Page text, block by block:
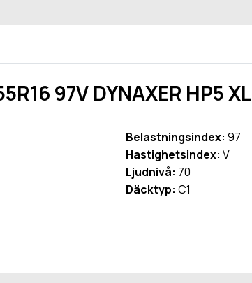
97V DYNAXER HP5 XL
Belastningsindex: 97
Hastighetsindex: V
Ljudnivå: 70
Däcktyp: C1